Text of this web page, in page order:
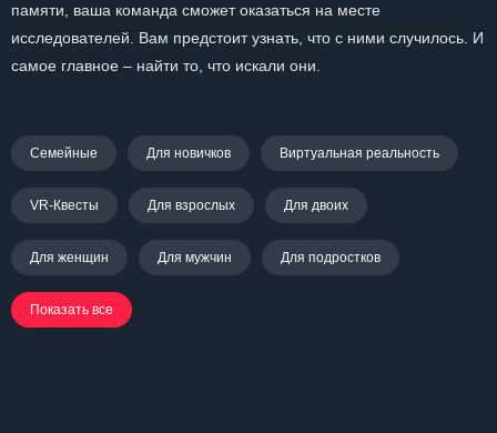
памяти, ваша команда сможет оказаться на месте
исследователей. Вам предстоит узнать, что с ними случилось. И
самое главное – найти то, что искали они.
Семейные Для новичков Виртуальная реальность
VR-Квесты Для взрослых Для двоих
Для женщин Для мужчин Для подростков
Показать все